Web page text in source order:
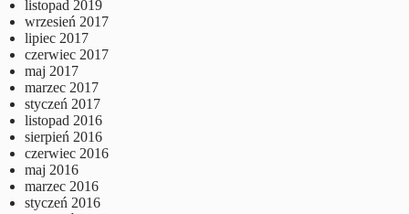
listopad 2019
wrzesień 2017
lipiec 2017
czerwiec 2017
maj 2017
marzec 2017
styczeń 2017
listopad 2016
sierpień 2016
czerwiec 2016
maj 2016
marzec 2016
styczeń 2016